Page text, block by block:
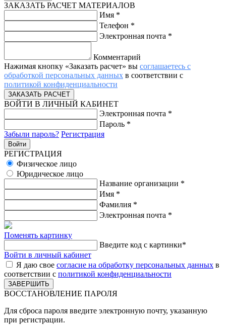
ЗАКАЗАТЬ РАСЧЕТ МАТЕРИАЛОВ
Имя *
Телефон *
Электронная почта *
Комментарий
Нажимая кнопку «Заказать расчет» вы соглашаетесь с
обработкой персональных данных в соответствии с
политикой конфиденциальности
ВОЙТИ В ЛИЧНЫЙ КАБИНЕТ
Электронная почта *
Пароль *
Забыли пароль? Регистрация
РЕГИСТРАЦИЯ
Физическое лицо
Юридическое лицо
Название организации *
Имя *
Фамилия *
Электронная почта *
Поменять картинку
Введите код с картинки*
Войти в личный кабинет
Я даю свое согласие на обработку персональных данных в
соответствии с политикой конфиденциальности
ВОССТАНОВЛЕНИЕ ПАРОЛЯ
Для сброса пароля введите электронную почту, указанную
при регистрации.